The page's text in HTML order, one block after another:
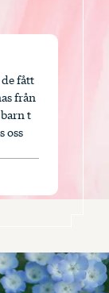
fått
från
t
oss